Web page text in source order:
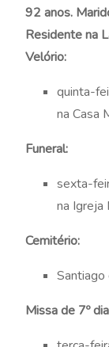
92 anos.
Residente na
Velório:
quinta-
na Casa
Funeral:
sexta-
na Igreja
Cemitério:
Santiago
Missa de 7º